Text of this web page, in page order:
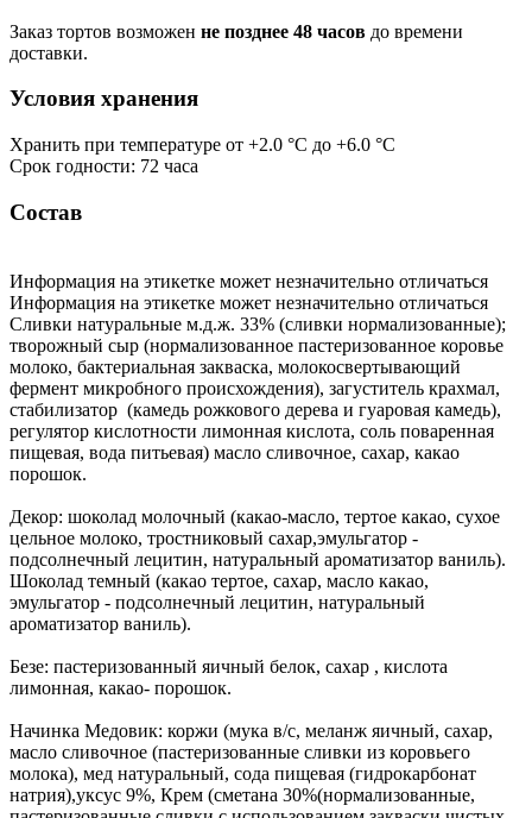
Заказ тортов возможен не позднее 48 часов до времени
доставки.
Условия хранения
Хранить при температуре от +2.0 °С до +6.0 °С
Срок годности: 72 часа
Состав
Информация на этикетке может незначительно отличаться
Информация на этикетке может незначительно отличаться
Сливки натуральные м.д.ж. 33% (сливки нормализованные);
творожный сыр (нормализованное пастеризованное коровье
молоко, бактериальная закваска, молокосвертывающий
фермент микробного происхождения), загуститель крахмал,
стабилизатор (камедь рожкового дерева и гуаровая камедь),
регулятор кислотности лимонная кислота, соль поваренная
пищевая, вода питьевая) масло сливочное, сахар, какао
порошок.
Декор: шоколад молочный (какао-масло, тертое какао, сухое
цельное молоко, тростниковый сахар,эмульгатор -
подсолнечный лецитин, натуральный ароматизатор ваниль).
Шоколад темный (какао тертое, сахар, масло какао,
эмульгатор - подсолнечный лецитин, натуральный
ароматизатор ваниль).
Безе: пастеризованный яичный белок, сахар , кислота
лимонная, какао- порошок.
Начинка Медовик: коржи (мука в/с, меланж яичный, сахар,
масло сливочное (пастеризованные сливки из коровьего
молока), мед натуральный, сода пищевая (гидрокарбонат
натрия),уксус 9%, Крем (сметана 30%(нормализованные,